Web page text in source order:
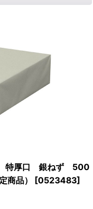
特厚口 銀ねず 500
商品）
[0523483]